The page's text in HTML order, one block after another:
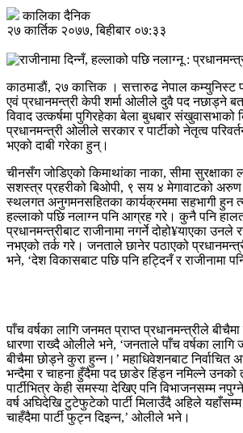
कालिका दैनिक
२७ कार्तिक २०७७, बिहीबार ०७:३३
काठमाडाैं, २७ कात्तिक । सत्तारुढ नेपाल कम्युनिस्ट
एवं प्रधानमन्त्री केपी शर्मा ओलीले दुवै पद नछाड्ने
विवाद उत्कर्षमा पुगिरहेका बेला बुधबार संखुवासभाको
प्रधानमन्त्री ओलीले सरकार र पार्टीको नेतृत्व
भएको दाबी गरेका हुन्।
चीनसँग जोडिएको किमाथांका नाका, सीमा सुरक्षाका
सशस्त्र प्रहरीको बिओपी, ९ सय ४ मेगावाटको
स्थलगत अनुगमनसहितका कार्यक्रममा सहभागी हुन
हल्लाको पछि नलाग्न पनि आग्रह गरे। कुनै पनि
प्रधानमन्त्रीबाट राजीनामा नगर्ने दोहो¥याएका उनले
नभएको तर्क गरे। जनताले छानेर पठाएको
भने, ‘देश विकासबाट पछि पनि हट्दिनँ र राजीनामा
पाँच वर्षका लागि जनमत प्राप्त प्रधानमन्त्रीले बीचैमा
धारणा राख्दै ओलीले भने, ‘जनताले पाँच वर्षका
बीचैमा छोड्ने कुरा हुन्न।’ महाधिवेशनबाट
भन्दैमा र चाहना हुँदैमा पद छाडेर हिंड्न नमिल्ने
पार्टीभित्र केही समस्या देखिए पनि विभाजनसम्म
वर्ष अघिदेखि टुटेफुटेको पार्टी मिलाउँदै अहिले
चाहँदैमा पार्टी फुट्न दिइन्न,’ ओलीले भने।